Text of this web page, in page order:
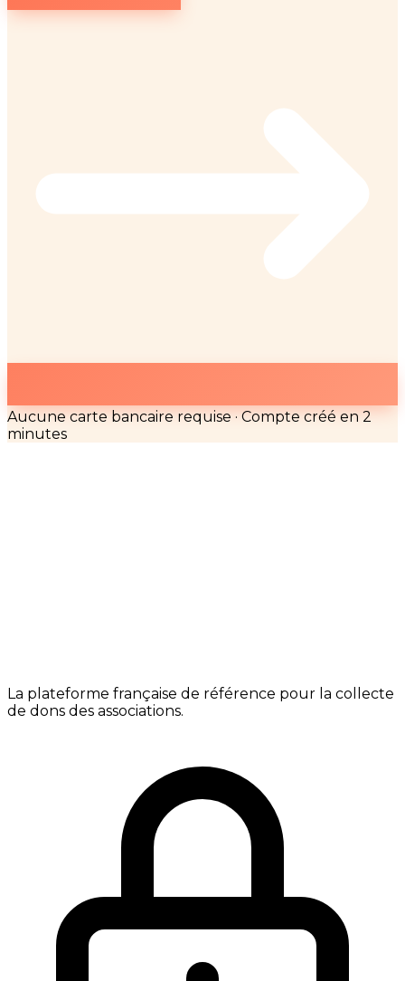
Aucune carte bancaire requise · Compte créé en 2
minutes
La plateforme française de référence pour la collecte
de dons des associations.